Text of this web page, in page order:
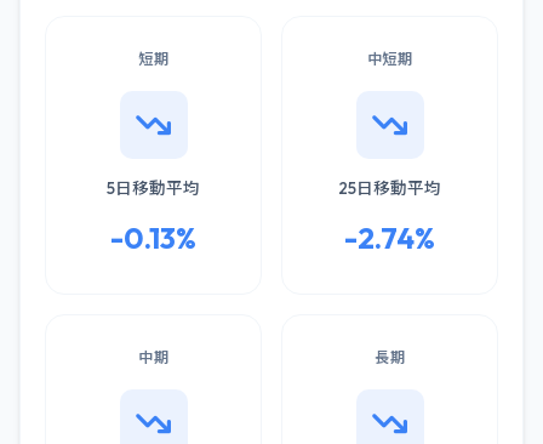
短期
5日移動平均
-0.13%
中短期
25日移動平均
-2.74%
中期 長期